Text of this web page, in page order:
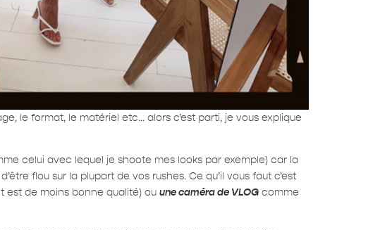
le format, le matériel etc… alors c’est parti, je vous explique
celui avec lequel je shoote mes looks par exemple) car la
flou sur la plupart de vos rushes. Ce qu’il vous faut c’est
est de moins bonne qualité) ou une caméra de VLOGcomme